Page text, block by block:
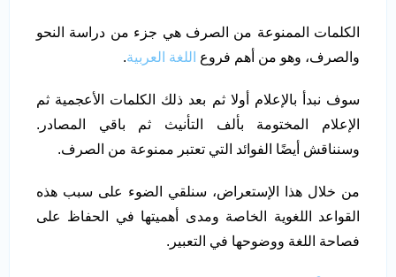
الكلمات الممنوعة من الصرف هي جزء من دراسة النحو
والصرف، وهو من أهم فروع اللغة العربية.
سوف نبدأ بالإعلام أولا ثم بعد ذلك الكلمات الأعجمية ثم
الإعلام المختومة بألف التأنيث ثم باقي المصادر.
وسنناقش أيضًا الفوائد التي تعتبر ممنوعة من الصرف.
من خلال هذا الإستعراض، سنلقي الضوء على سبب هذه
القواعد اللغوية الخاصة ومدى أهميتها في الحفاظ على
فصاحة اللغة ووضوحها في التعبير.